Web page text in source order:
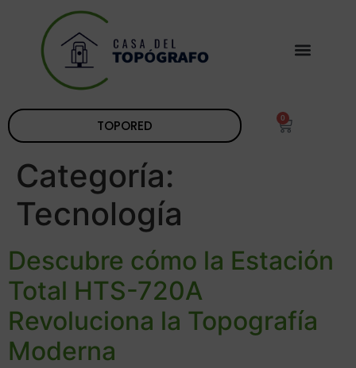
TOPORED 0
Categoría:
Tecnología
Descubre cómo la Estación
Total HTS-720A
Revoluciona la Topografía
Moderna